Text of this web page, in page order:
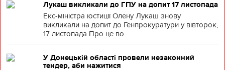
Лукаш викликали до ГПУ на допит 17 листопада
Екс-міністра юстиції Олену Лукаш знову
викликали на допит до Генпрокуратури у вівторок,
17 листопада Про це во...
У Донецькій області провели незаконний
тендер, аби нажитися